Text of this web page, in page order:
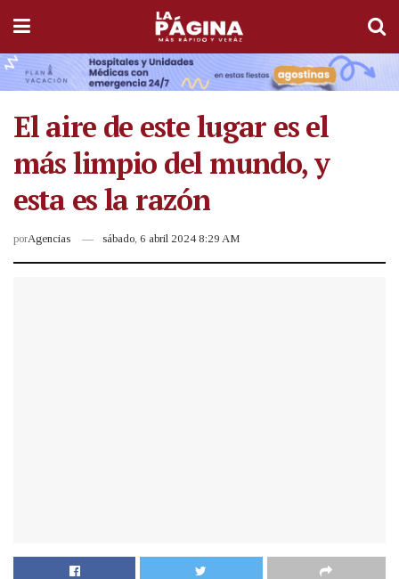
El aire de este lugar es el
más limpio del mundo, y
esta es la razón
porAgencias sábado, 6 abril 2024 8:29 AM